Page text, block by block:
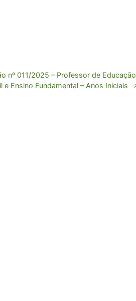
nº 011/2025 – Professor de Educação
e Ensino Fundamental – Anos Iniciais